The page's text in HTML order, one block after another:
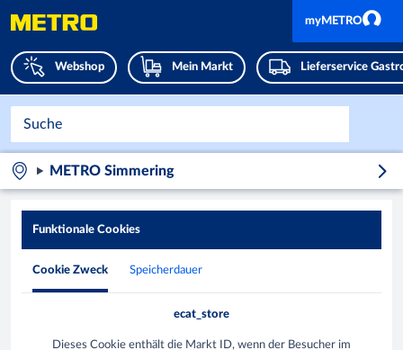
Webshop Mein Markt Lieferservice
myMETRO
METRO Simmering
Funktionale Cookies
Cookie Zweck Speicherdauer
ecat_store
Dieses Cookie enthält die Markt ID, wenn der Besucher im